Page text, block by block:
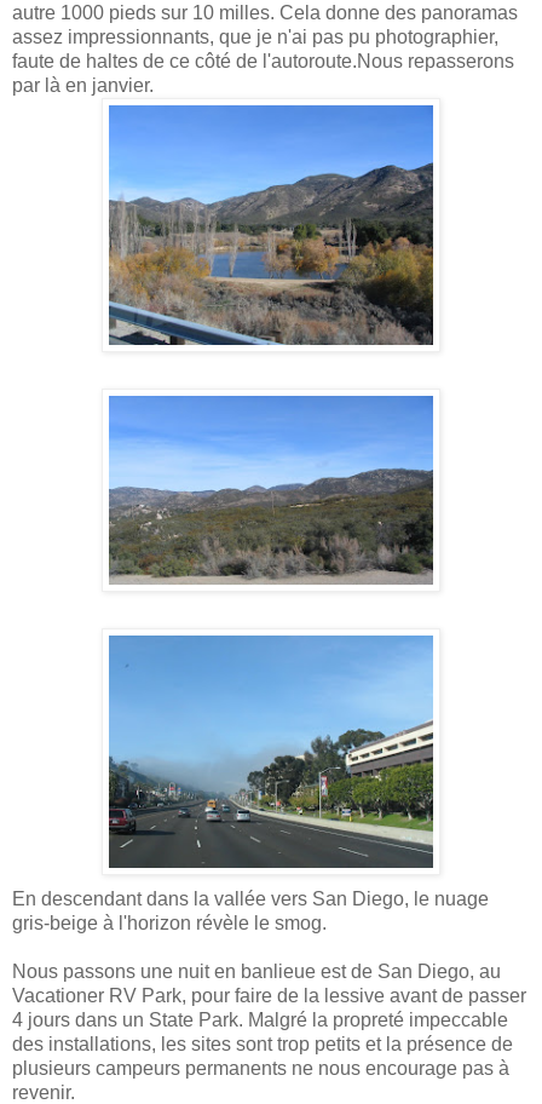
autre 1000 pieds sur 10 milles. Cela donne des panoramas
assez impressionnants, que je n'ai pas pu photographier,
faute de haltes de ce côté de l'autoroute.Nous repasserons
par là en janvier.
En descendant dans la vallée vers San Diego, le nuage
gris-beige à l'horizon révèle le smog.
Nous passons une nuit en banlieue est de San Diego, au
Vacationer RV Park, pour faire de la lessive avant de passer
4 jours dans un State Park. Malgré la propreté impeccable
des installations, les sites sont trop petits et la présence de
plusieurs campeurs permanents ne nous encourage pas à
revenir.